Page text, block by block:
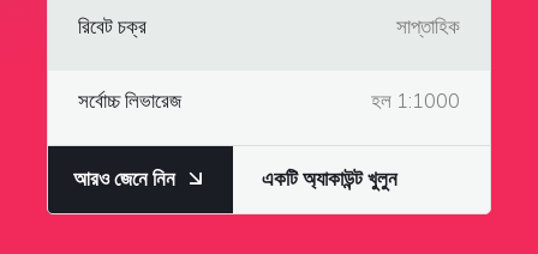
রিবেট চক্র সাপ্তাহিক
সর্বোচ্চ লিভারেজ হল 1:1000
আরও জেনে নিন একটি অ্যাকাউন্ট খুলুন